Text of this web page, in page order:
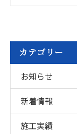
カテゴリー
お知らせ
新着情報
施工実績